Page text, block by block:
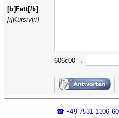
[b]Fett[/b]
[i]Kursiv[/i]
606c00 →
☎ +49 7531 1306-60